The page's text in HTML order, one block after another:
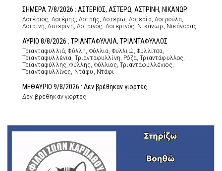
ΣΗΜΕΡΑ 7/8/2026 : ΑΣΤΕΡΙΟΣ, ΑΣΤΕΡΩ, ΑΣΤΡΙΝΗ, ΝΙΚΑΝΩΡ
Αστέριος, Αστέρης, Αστρής, Αστέρω, Αστερία, Αστρούλα,
Αστρινή, Αστερινή, Αστρινός, Αστερινός, Νικάνωρ, Νικάνορας
ΑΥΡΙΟ 8/8/2026 : ΤΡΙΑΝΤΑΦΥΛΛΙΑ, ΤΡΙΑΝΤΑΦΥΛΛΟΣ
Τριανταφυλλιά, Φύλλη, Φύλλια, Φυλλιώ, Φυλλίτσα,
Τριανταφυλλένια, Τριανταφυλλίνη, Ρόζα, Τριαντάφυλλος,
Τριανταφύλλης, Φύλλης, Φύλλιος, Τριανταφυλλένιος,
Τριανταφυλλίνος, Ντάφυ, Ντάφι
ΜΕΘΑΥΡΙΟ 9/8/2026 : Δεν βρέθηκαν γιορτές
Δεν βρέθηκαν γιορτές